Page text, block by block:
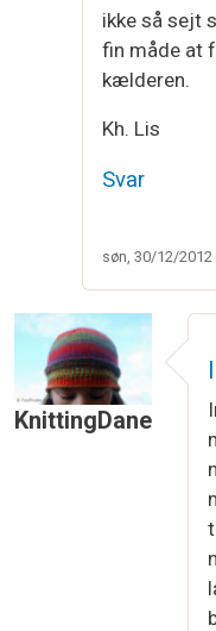
ikke så sejt
fin måde at
kælderen.
Kh. Lis
Svar
søn, 30/12/2012
KnittingDane